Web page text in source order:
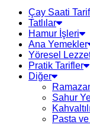
Çay Saati
Tatlılar
Hamur İşleri
Ana Yemekler
Yöresel
Pratik Tarifler
Diğer
Sahur
Pasta